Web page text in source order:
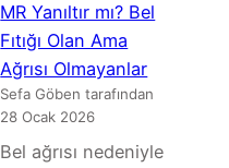
MR Yanıltır mı? Bel
Fıtığı Olan Ama
Ağrısı Olmayanlar
Sefa Göben tarafından
28 Ocak 2026
Bel ağrısı nedeniyle